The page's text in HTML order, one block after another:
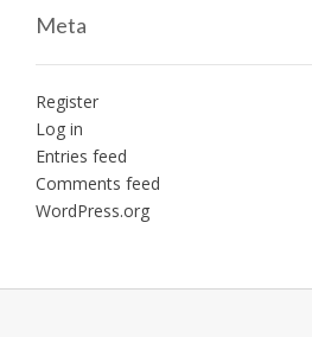
Meta
Register
Log in
Entries feed
Comments feed
WordPress.org